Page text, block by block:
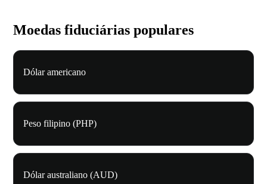
Moedas fiduciárias populares
Dólar americano
Peso filipino (PHP)
Dólar australiano (AUD)